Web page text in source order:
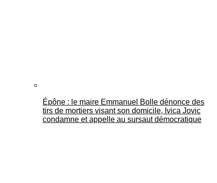
Épône : le maire Emmanuel Bolle dénonce des
tirs de mortiers visant son domicile, Ivica Jovic
condamne et appelle au sursaut démocratique